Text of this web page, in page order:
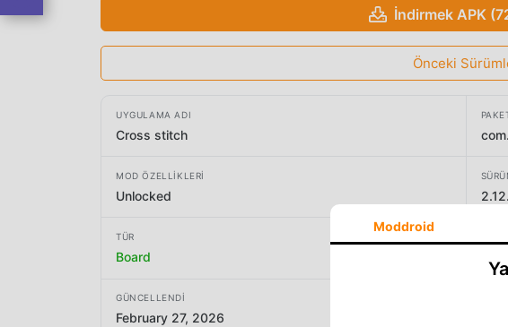
İndirmek APK
Önceki
UYGULAMA ADI
Cross stitch
MOD ÖZELLIKLERI
Unlocked
TÜR
Board
GÜNCELLENDI
February 27, 2026
Moddroid